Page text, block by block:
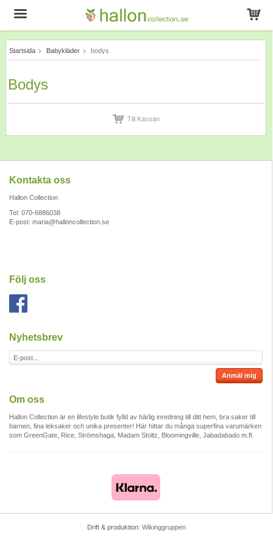
Produkten har blivit tillagd i varukorgen
Startsida Babykläder bodys
Bodys
Till Kassan
Kontakta oss
Hallon Collection
Tel: 070-6886038
E-post: maria@halloncollection.se
Följ oss
Nyhetsbrev
Anmäl mig
Om oss
Hallon Collection är en lifestyle butik fylld av härlig inredning till ditt hem, bra saker till
barnen, fina leksaker och unika presenter! Här hittar du många superfina varumärken
som GreenGate, Rice, Strömshaga, Madam Stoltz, Bloomingville, Jabadabado m.fl.
Drift & produktion: Wikinggruppen